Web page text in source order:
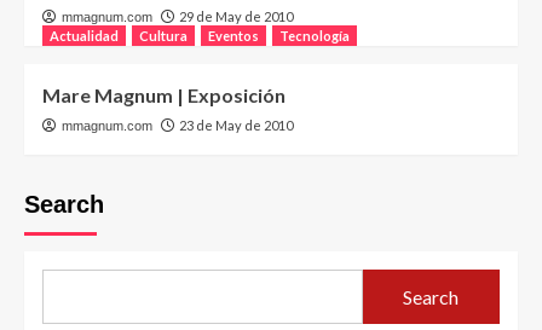
mmagnum.com
29 de May de 2010
Actualidad
Cultura Eventos Tecnología
Mare Magnum | Exposición
mmagnum.com 23 de May de 2010
Search
Search